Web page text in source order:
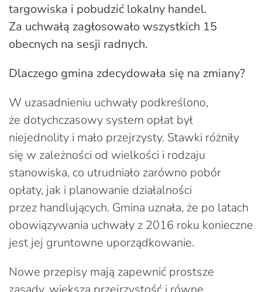
targowiska i pobudzić lokalny handel.
Za uchwałą zagłosowało wszystkich 15
obecnych na sesji radnych.
Dlaczego gmina zdecydowała się na zmiany?
W uzasadnieniu uchwały podkreślono,
że dotychczasowy system opłat był
niejednolity i mało przejrzysty. Stawki różniły
się w zależności od wielkości i rodzaju
stanowiska, co utrudniało zarówno pobór
opłaty, jak i planowanie działalności
przez handlujących. Gmina uznała, że po latach
obowiązywania uchwały z 2016 roku konieczne
jest jej gruntowne uporządkowanie.
Nowe przepisy mają zapewnić prostsze